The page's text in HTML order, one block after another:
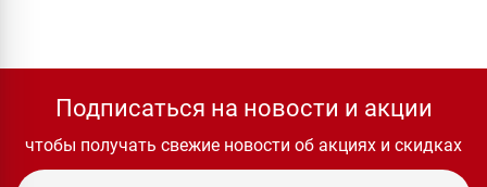
Подписаться на новости и акции
чтобы получать свежие новости об акциях и скидках